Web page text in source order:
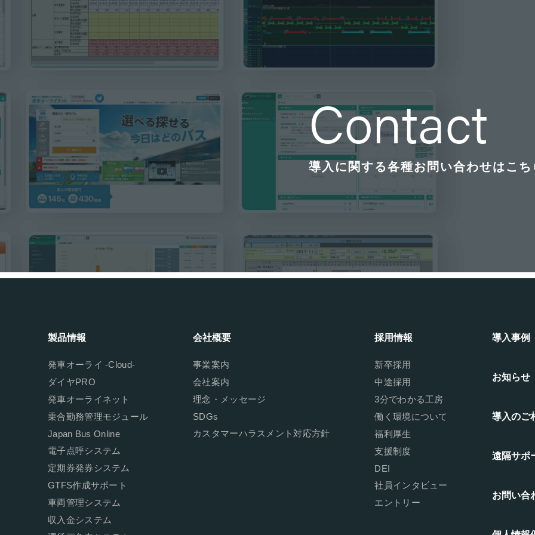
Contact
導入に関する各種お問い合わせはこち
製品情報
発車オーライ -Cloud-
ダイヤPRO
発車オーライネット
乗合勤務管理モジュール
Japan Bus Online
電子点呼システム
定期券発券システム
GTFS作成サポート
車両管理システム
収入金システム
会社概要
事業案内
会社案内
理念・メッセージ
SDGs
カスタマーハラスメント対応方針
採用情報
新卒採用
中途採用
3分でわかる工房
働く環境について
福利厚生
支援制度
DEI
社員インタビュー
エントリー
導入事例
お知らせ
導入のご
遠隔サポ
お問い合